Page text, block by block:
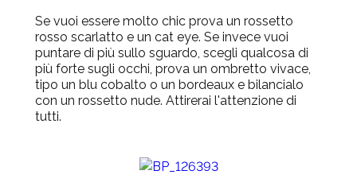
Se vuoi essere molto chic prova un rossetto
rosso scarlatto e un cat eye. Se invece vuoi
puntare di più sullo sguardo, scegli qualcosa di
più forte sugli occhi, prova un ombretto vivace,
tipo un blu cobalto o un bordeaux e bilancialo
con un rossetto nude. Attirerai l'attenzione di
tutti.